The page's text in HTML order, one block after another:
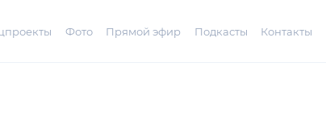
Фото Прямой эфир Подкасты Контакты